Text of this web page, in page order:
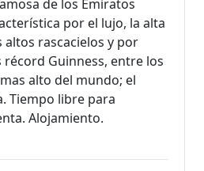
de los Emiratos
por el lujo, la alta
rascacielos y por
Guinness, entre los
alto del mundo; el
Tiempo libre para
Alojamiento.